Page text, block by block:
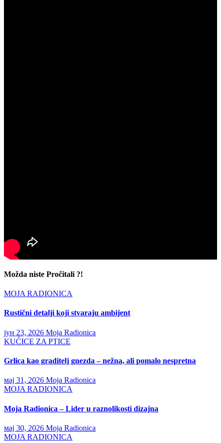
Možda niste Pročitali ?!
MOJA RADIONICA
Rustični detalji koji stvaraju ambijent
јун 23, 2026 Moja Radionica
KUĆICE ZA PTICE
Grlica kao graditelj gnezda – nežna, ali pomalo nespretna
мај 31, 2026 Moja Radionica
MOJA RADIONICA
Moja Radionica – Lider u raznolikosti dizajna
мај 30, 2026 Moja Radionica
MOJA RADIONICA